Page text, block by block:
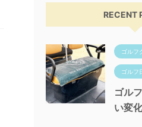
RECENT
ゴルフ
ゴルフ
ゴル
い変化